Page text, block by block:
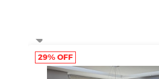
29% OFF